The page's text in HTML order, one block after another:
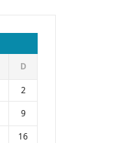
D
2
9
16